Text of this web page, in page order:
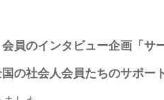
員のインタビュー企画「サ
国の社会人会員たちのサポー